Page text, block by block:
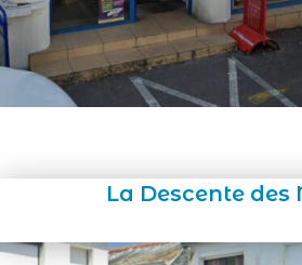
La Descente des